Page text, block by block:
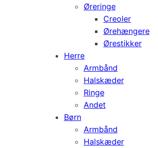
Øreringe
Creoler
Ørehængere
Ørestikker
Herre
Armbånd
Halskæder
Ringe
Andet
Børn
Armbånd
Halskæder